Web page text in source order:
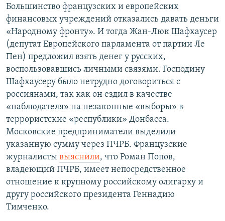
Большинство французских и европейских
финансовых учреждений отказались давать деньги
«Народному фронту». И тогда Жан-Люк Шафхаусер
(депутат Европейского парламента от партии Ле
Пен) предложил взять денег у русских,
воспользовавшись личными связями. Господину
Шафхаусеру было нетрудно договориться с
россиянами, так как он ездил в качестве
«наблюдателя» на незаконные «выборы» в
террористские «республики» Донбасса.
Московские предприниматели выделили
указанную сумму через ПЧРБ. Французские
журналисты выяснили, что Роман Попов,
владеющий ПЧРБ, имеет непосредственное
отношение к крупному российскому олигарху и
другу российского президента Геннадию
Тимченко.